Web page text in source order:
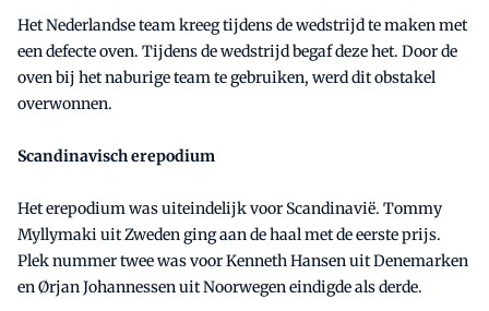
Het Nederlandse team kreeg tijdens de wedstrijd te maken met
een defecte oven. Tijdens de wedstrijd begaf deze het. Door de
oven bij het naburige team te gebruiken, werd dit obstakel
overwonnen.
Scandinavisch erepodium
Het erepodium was uiteindelijk voor Scandinavië. Tommy
Myllymaki uit Zweden ging aan de haal met de eerste prijs.
Plek nummer twee was voor Kenneth Hansen uit Denemarken
en Ørjan Johannessen uit Noorwegen eindigde als derde.